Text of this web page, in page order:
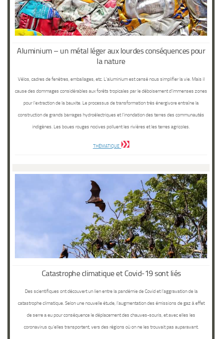
Aluminium – un métal léger aux lourdes conséquences pour
la nature
Vélos, cadres de fenêtres, emballages, etc. L’aluminium est censé nous simplifier la vie. Mais il
cause des dommages considérables aux forêts tropicales par le déboisement d’immenses zones
pour l’extraction de la bauxite. Le processus de transformation très énergivore entraîne la
construction de grands barrages hydroélectriques et l’inondation des terres des communautés
indigènes. Les boues rouges nocives polluent les rivières et les terres agricoles.
THÉMATIQUE
Catastrophe climatique et Covid-19 sont liés
Des scientifiques ont découvert un lien entre la pandémie de Covid et l’aggravation de la
catastrophe climatique. Selon une nouvelle étude, l’augmentation des émissions de gaz à effet
de serre a eu pour conséquence le déplacement des chauves-souris, et avec elles les
coronavirus qu’elles transportent, vers des régions où on ne les trouvait pas auparavant.